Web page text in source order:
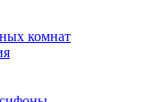
комнат